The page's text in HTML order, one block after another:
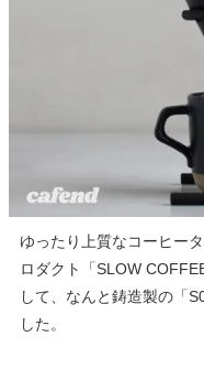
ゆったり上質なコーヒー
ロダクト「 SLOW
して、なんと鋳造製の「
した。